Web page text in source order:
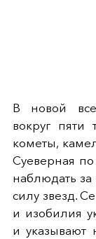
В новой
вокруг пяти
кометы,
Суеверная
наблюдать
силу звезд.
и изобилия
и указывают